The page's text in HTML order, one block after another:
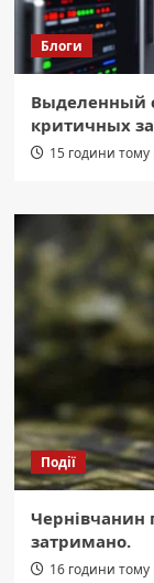
Блоги
Выделенный
критичных
15 години тому
Події
Чернівчанин
затримано.
16 години тому